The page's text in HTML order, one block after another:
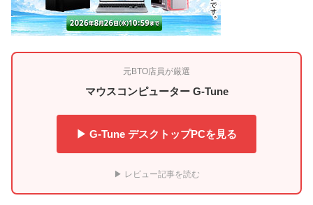
元BTO店員が厳選
マウスコンピューター G-Tune
▶ G-Tune デスクトップPCを見る
▶ レビュー記事を読む